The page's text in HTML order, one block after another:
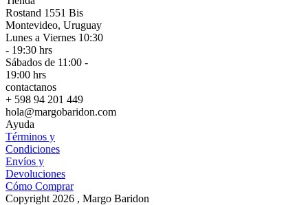
Rostand 1551 Bis
Montevideo, Uruguay
Lunes a Viernes 10:30
- 19:30 hrs
Sábados de 11:00 -
19:00 hrs
contactanos
+ 598 94 201 449
hola@margobaridon.com
Ayuda
Términos y
Condiciones
Envíos y
Devoluciones
Cómo Comprar
Copyright 2026 , Margo Baridon